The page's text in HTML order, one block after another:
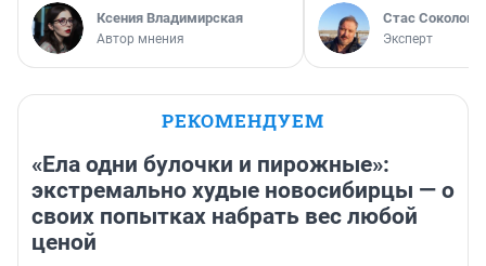
Ксения Владимирская
Автор мнения
Стас Соколов
Эксперт
РЕКОМЕНДУЕМ
«Ела одни булочки и пирожные»:
экстремально худые новосибирцы — о
своих попытках набрать вес любой
ценой